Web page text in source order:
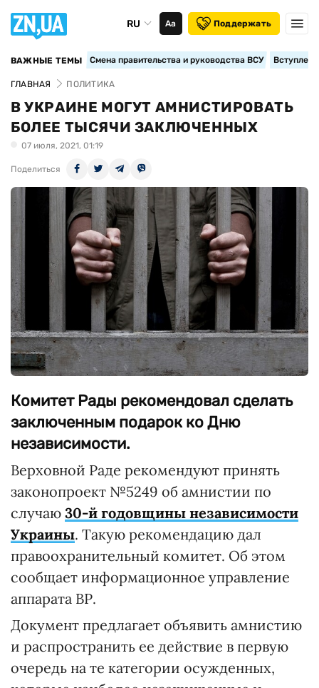
RU Аа Поддержать
ВАЖНЫЕ ТЕМЫ Смена правительства и руководства ВСУ
ГЛАВНАЯ ПОЛИТИКА
В УКРАИНЕ МОГУТ АМНИСТИРОВАТЬ
БОЛЕЕ ТЫСЯЧИ ЗАКЛЮЧЕННЫХ
07 июля, 2021, 01:19
Поделиться
Комитет Рады рекомендовал сделать
заключенным подарок ко Дню
независимости.
Верховной Раде рекомендуют принять
законопроект №5249 об амнистии по
случаю 30-й годовщины независимости
Украины. Такую рекомендацию дал
правоохранительный комитет. Об этом
сообщает информационное управление
аппарата ВР.
Документ предлагает объявить амнистию
и распространить ее действие в первую
очередь на те категории осужденных,